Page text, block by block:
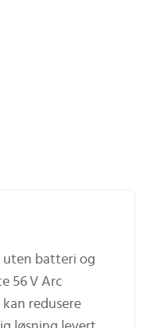
uten batteri og
56 V Arc
redusere